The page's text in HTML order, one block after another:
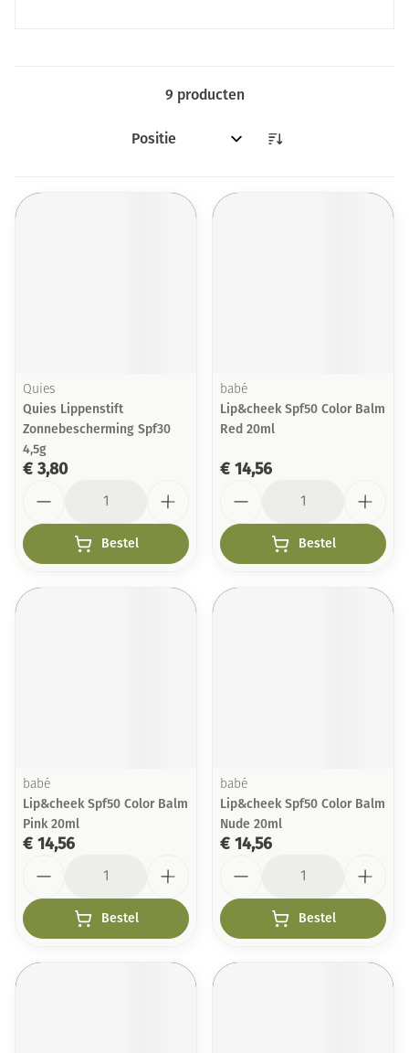
9 producten
Sorteer op:
Quies
Quies Lippenstift
Zonnebescherming Spf30
4,5g
€ 3,80
Bestel
babé
Lip&cheek Spf50 Color Balm
Red 20ml
€ 14,56
Bestel
babé
Lip&cheek Spf50 Color Balm
Pink 20ml
€ 14,56
Bestel
babé
Lip&cheek Spf50 Color Balm
Nude 20ml
€ 14,56
Bestel